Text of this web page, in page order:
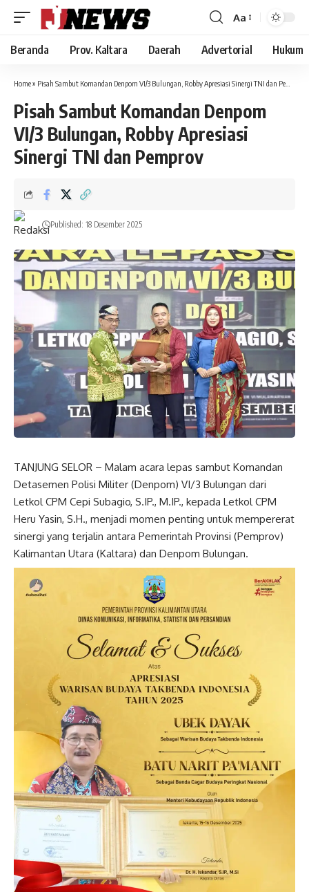
Font
Resizer
Aa
Beranda Prov. Kaltara Daerah Advertorial Hukum
Home» Pisah Sambut Komandan Denpom VI/3 Bulungan, Robby Apresiasi Sinergi TNI dan Pemprov
Pisah Sambut Komandan Denpom
VI/3 Bulungan, Robby Apresiasi
Sinergi TNI dan Pemprov
Published: 18 Desember 2025
TANJUNG SELOR – Malam acara lepas sambut Komandan
Detasemen Polisi Militer (Denpom) VI/3 Bulungan dari
Letkol CPM Cepi Subagio, S.IP., M.IP., kepada Letkol CPM
Heru Yasin, S.H., menjadi momen penting untuk mempererat
sinergi yang terjalin antara Pemerintah Provinsi (Pemprov)
Kalimantan Utara (Kaltara) dan Denpom Bulungan.